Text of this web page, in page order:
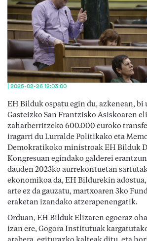
| 2025-02-26 12:03:00
EH Bilduk ospatu egin du, azkenean, bi
Gasteizko San Frantzisko Asiskoaren
zaharberritzeko 600.000 euroko
iragarri du Lurralde Politikako eta
Demokratikoko ministroak EH Bilduk
Kongresuan egindako galderei
dauden 2023ko aurrekontuetan
ekonomikoa da, EH Bildurekin
arte ez da gauzatu, martxoaren 3ko
eraketan izandako atzerapenengatik.
Orduan, EH Bilduk Elizaren egoeraz
izan ere, Gogora Institutuak